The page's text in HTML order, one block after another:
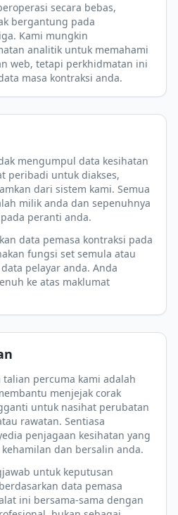
secara bebas,
bergantung pada
Kami mungkin
analitik untuk memahami
web, tetapi perkhidmatan ini
masa kontraksi anda.
mengumpul data kesihatan
peribadi untuk diakses,
dari sistem kami. Semua
milik anda dan sepenuhnya
peranti anda.
data pemasa kontraksi pada
fungsi set semula atau
pelayar anda. Anda
ke atas maklumat
talian percuma kami adalah
menjejak corak
untuk nasihat perubatan
rawatan. Sentiasa
penjagaan kesihatan yang
dan bersalin anda.
untuk keputusan
data pemasa
ini bersama-sama dengan